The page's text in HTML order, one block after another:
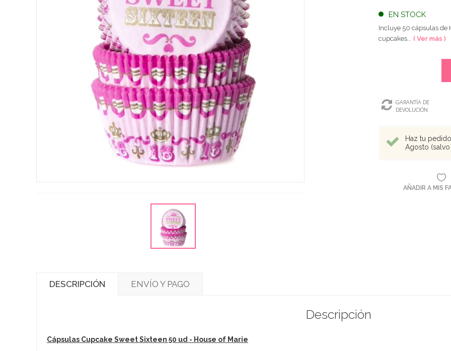
EN STOCK
Incluye 50 cápsulas de
cupcakes... ( Ver más )
GARANTÍA DE
DEVOLUCIÓN
Haz tu
Agosto
AÑADIR A MIS
DESCRIPCIÓN ENVÍO Y PAGO
Descripción
Cápsulas Cupcake Sweet Sixteen 50 ud - House of Marie